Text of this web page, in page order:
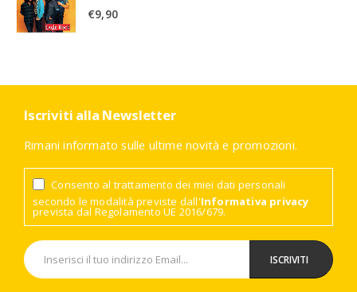
€9,90
Iscriviti alla Newsletter
Rimani informato sulle ultime novità e promozioni.
Consento al trattamento dei miei dati personali
secondo le modalità previste dall'Informativa privacy
prevista dal Regolamento UE 2016/679.